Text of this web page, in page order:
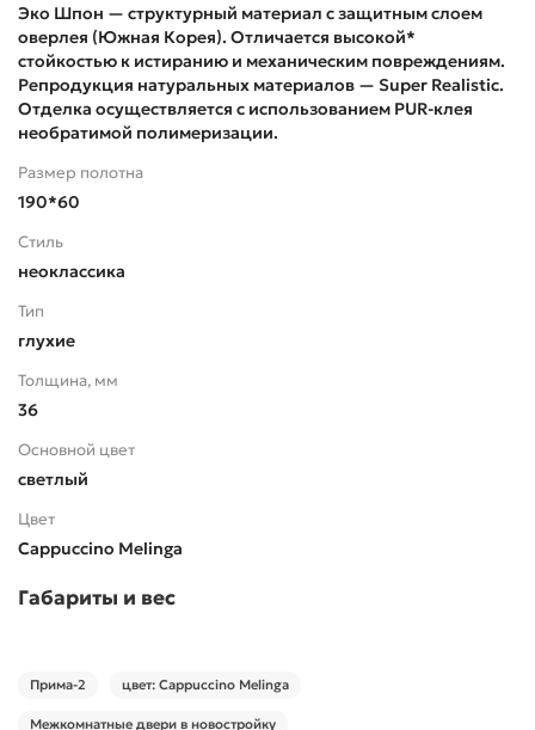
Эко Шпон — структурный материал с защитным слоем
оверлея (Южная Корея). Отличается высокой*
стойкостью к истиранию и механическим повреждениям.
Репродукция натуральных материалов — Super Realistic.
Отделка осуществляется с использованием PUR-клея
необратимой полимеризации.
Размер полотна
190*60
Стиль
неоклассика
Тип
глухие
Толщина, мм
36
Основной цвет
светлый
Цвет
Cappuccino Melinga
Габариты и вес
Прима-2 цвет: Cappuccino Melinga
Межкомнатные двери в новостройку